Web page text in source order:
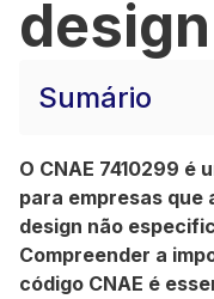
design
Sumário
O CNAE 7410299
para empresas que
design não
Compreender a
código CNAE é